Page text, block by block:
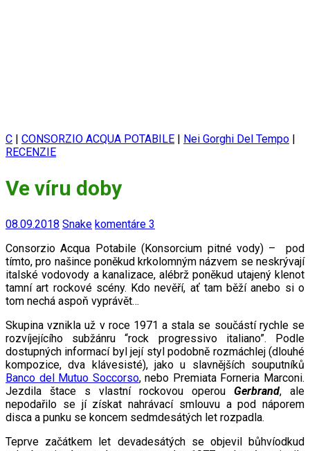
C | CONSORZIO ACQUA POTABILE | Nei Gorghi Del Tempo |
RECENZIE
Ve víru doby
08.09.2018 Snake komentáre 3
Consorzio Acqua Potabile (Konsorcium pitné vody) – pod
tímto, pro našince poněkud krkolomným názvem se neskrývají
italské vodovody a kanalizace, alébrž poněkud utajený klenot
tamní art rockové scény. Kdo nevěří, ať tam běží anebo si o
tom nechá aspoň vyprávět…
Skupina vznikla už v roce 1971 a stala se součástí rychle se
rozvíjejícího subžánru “rock progressivo italiano”. Podle
dostupných informací byl její styl podobně rozmáchlej (dlouhé
kompozice, dva klávesisté), jako u slavnějších souputníků
Banco del Mutuo Soccorso, nebo Premiata Forneria Marconi.
Jezdila štace s vlastní rockovou operou Gerbrand, ale
nepodařilo se jí získat nahrávací smlouvu a pod náporem
disca a punku se koncem sedmdesátých let rozpadla.
Teprve začátkem let devadesátých se objevil bůhvíodkud